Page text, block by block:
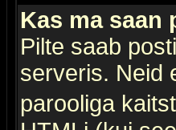
Kas ma saan
Pilte saab
serveris. Neid
parooliga